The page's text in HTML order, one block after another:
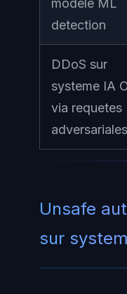
detection
DDoS sur
systeme IA
via requetes
adversariales
Unsafe
sur